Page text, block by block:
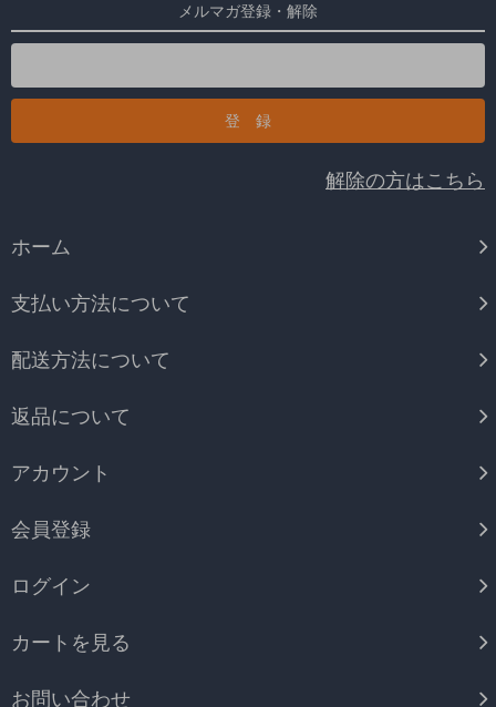
メルマガ登録・解除
解除の方はこちら
ホーム
支払い方法について
配送方法について
返品について
アカウント
会員登録
ログイン
カートを見る
お問い合わせ